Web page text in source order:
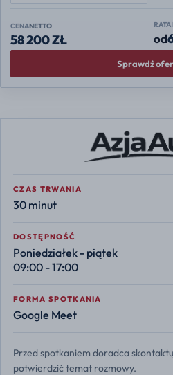
CENANETTO
58 200 ZŁ
RATA
od
Sprawdź
CZAS TRWANIA
30 minut
DOSTĘPNOŚĆ
Poniedziałek - piątek
09:00 - 17:00
FORMA SPOTKANIA
Google Meet
Przed spotkaniem doradca
potwierdzić temat rozmowy.